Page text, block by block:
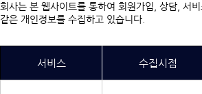
회사는 본 웹사이트를 통하여 회원가입, 상담, 서
같은 개인정보를 수집하고 있습니다.
서비스 수집시점